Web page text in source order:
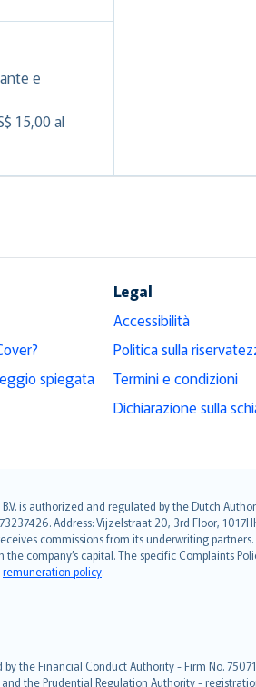
e
15,00 al
spiegata
Legal
Accessibilità
Politica sulla
Termini e condizioni
Dichiarazione sulla
B.V. is authorized and regulated by the Dutch
Address: Vijzelstraat 20, 3rd Floor,
commissions from its underwriting
company’s capital. The specific Complaints
remuneration policy.
the Financial Conduct Authority - Firm No.
the Prudential Regulation Authority -